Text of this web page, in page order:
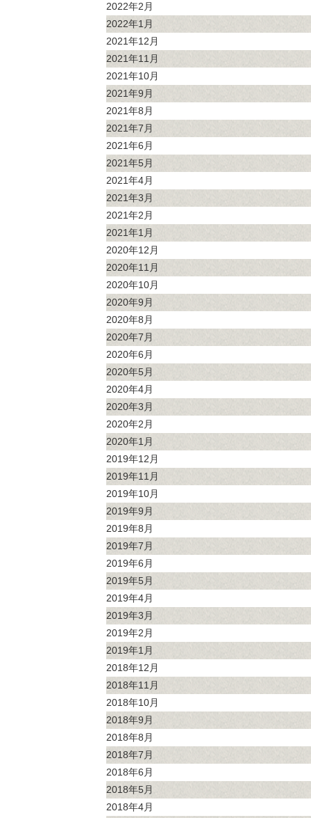
2022年2月
2022年1月
2021年12月
2021年11月
2021年10月
2021年9月
2021年8月
2021年7月
2021年6月
2021年5月
2021年4月
2021年3月
2021年2月
2021年1月
2020年12月
2020年11月
2020年10月
2020年9月
2020年8月
2020年7月
2020年6月
2020年5月
2020年4月
2020年3月
2020年2月
2020年1月
2019年12月
2019年11月
2019年10月
2019年9月
2019年8月
2019年7月
2019年6月
2019年5月
2019年4月
2019年3月
2019年2月
2019年1月
2018年12月
2018年11月
2018年10月
2018年9月
2018年8月
2018年7月
2018年6月
2018年5月
2018年4月